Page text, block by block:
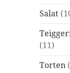
Salat
(11)
Torten